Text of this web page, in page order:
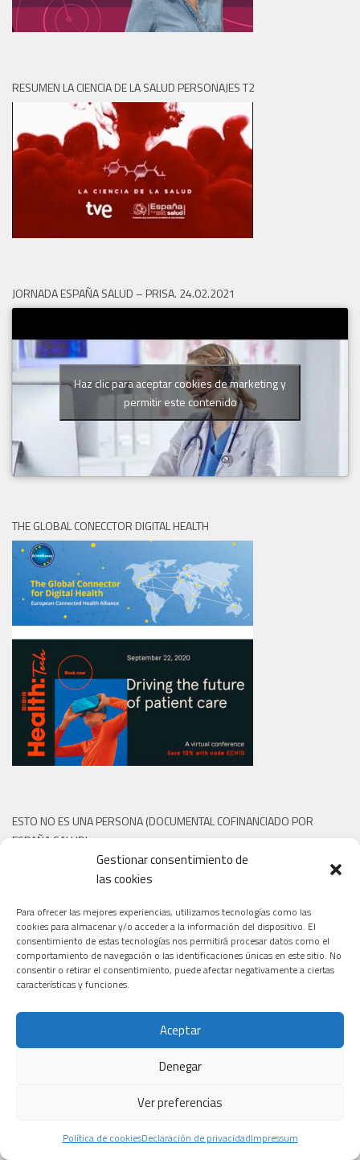
Gestionar consentimiento de
las cookies
Para ofrecer las mejores experiencias, utilizamos tecnologías como las
cookies para almacenar y/o acceder a la información del dispositivo. El
consentimiento de estas tecnologías nos permitirá procesar datos como el
comportamiento de navegación o las identificaciones únicas en este sitio. No
consentir o retirar el consentimiento, puede afectar negativamente a ciertas
características y funciones.
Aceptar
Denegar
Ver preferencias
Política de cookiesDeclaración de privacidadImpressum
RESUMEN LA CIENCIA DE LA SALUD PERSONAJES T2
JORNADA ESPAÑA SALUD – PRISA. 24.02.2021
Haz clic para aceptar cookies de marketing y
permitir este contenido
THE GLOBAL CONECCTOR DIGITAL HEALTH
ESTO NO ES UNA PERSONA (DOCUMENTAL COFINANCIADO POR
ESPAÑA SALUD)
Haz clic para aceptar cookies de marketing y